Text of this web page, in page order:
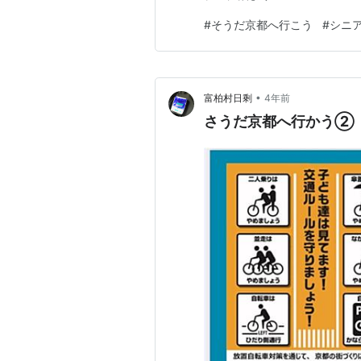
#そうだ京都へ行こう #シニ
富柏村日剩 • 4年前
さうだ京都へ行かう②